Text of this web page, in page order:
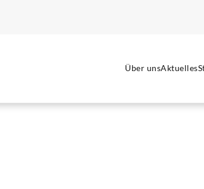
Über unsAktuelles